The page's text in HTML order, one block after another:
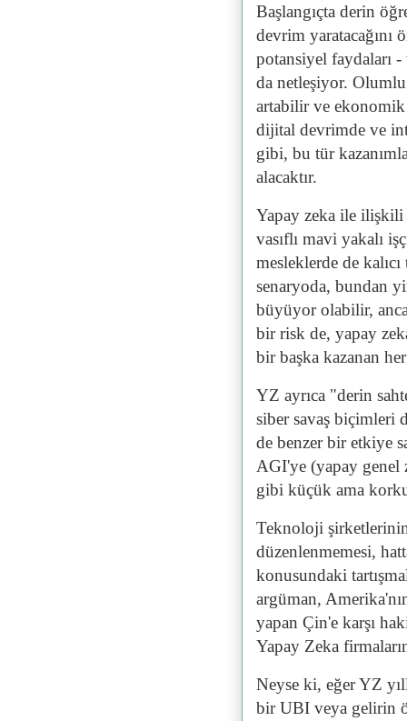
Başlangıçta derin
devrim
potansiyel faydaları
da netleşiyor.
artabilir ve
dijital devrimde ve
gibi, bu tür
alacaktır.
Yapay zeka ile ilişkili
vasıflı mavi yakalı
mesleklerde de
senaryoda, bundan
büyüyor olabilir,
bir risk de, yapay
bir başka kazanan
YZ ayrıca "derin
siber savaş biçimleri
de benzer bir etkiye
AGI'ye (yapay genel
gibi küçük ama
Teknoloji
düzenlenmemesi,
konusundaki
argüman,
yapan Çin'e karşı
Yapay Zeka
Neyse ki, eğer YZ
bir UBI veya gelirin